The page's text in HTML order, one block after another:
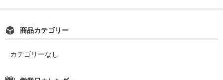
商品カテゴリー
カテゴリーなし